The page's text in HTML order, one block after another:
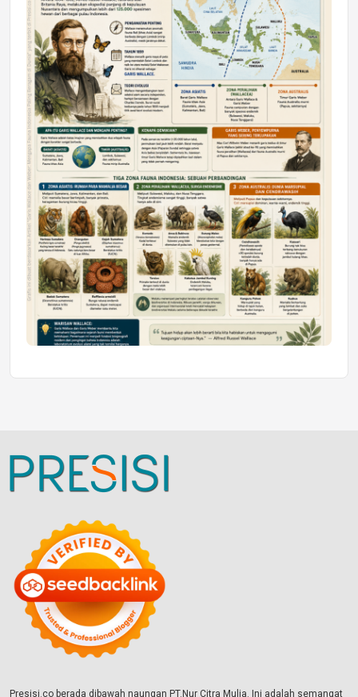
DAERAH
Astra Motor Kalimantan Timur 2 Dukung
Mahasiswa Samarinda dalam Astra
Honda SDGs Future Leaders 2026
Jumat, 10 Jul 2026 19:01
Presisi.co berada dibawah naungan PT.Nur Citra Mulia. Ini adalah semangat